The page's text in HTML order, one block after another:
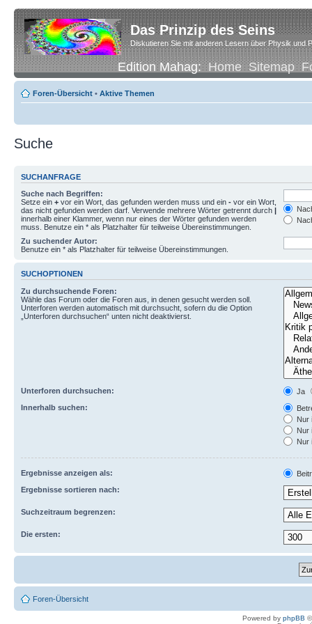
Das Prinzip des Seins
Diskutieren Sie mit anderen Lesern über Physik und
Edition Mahag:Home Sitemap
Foren-Übersicht • Aktive Themen
Suche
SUCHANFRAGE
Suche nach Begriffen:
Setze ein + vor ein Wort, das gefunden werden muss und ein - vor ein Wort,
das nicht gefunden werden darf. Verwende mehrere Wörter getrennt durch |
innerhalb einer Klammer, wenn nur eines der Wörter gefunden werden
muss. Benutze ein * als Platzhalter für teilweise Übereinstimmungen.
Zu suchender Autor:
Benutze ein * als Platzhalter für teilweise Übereinstimmungen.
SUCHOPTIONEN
Zu durchsuchende Foren:
Wähle das Forum oder die Foren aus, in denen gesucht werden soll.
Unterforen werden automatisch mit durchsucht, sofern du die Option
„Unterforen durchsuchen“ unten nicht deaktivierst.
Unterforen durchsuchen:
Ja
Innerhalb suchen:
Nur
Nur
Nur
Ergebnisse anzeigen als:
Ergebnisse sortieren nach:
Suchzeitraum begrenzen:
Die ersten:
Foren-Übersicht
Powered by phpBB